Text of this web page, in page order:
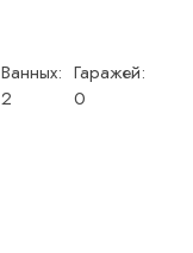
Ванных:
2
Гаражей:
0